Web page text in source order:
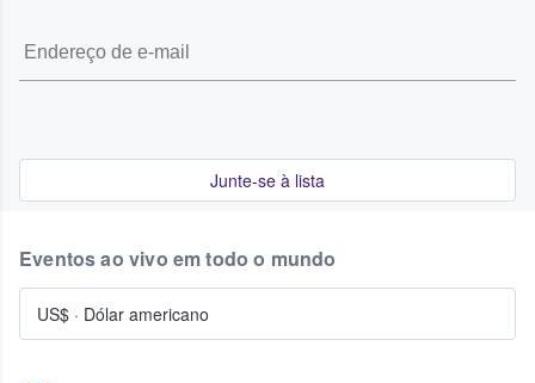
Junte-se à lista
Eventos ao vivo em todo o mundo
US$ · Dólar americano